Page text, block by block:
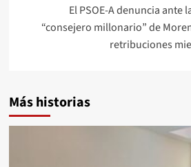
El PSOE-A denuncia ante
“consejero millonario” de
retribuciones
Más historias